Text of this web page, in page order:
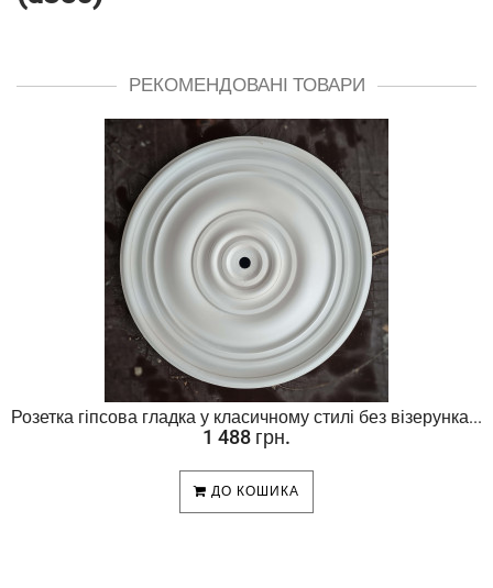
РЕКОМЕНДОВАНІ ТОВАРИ
Розетка гіпсова гладка у класичному стилі без візерунка...
1 488 грн.
ДО КОШИКА